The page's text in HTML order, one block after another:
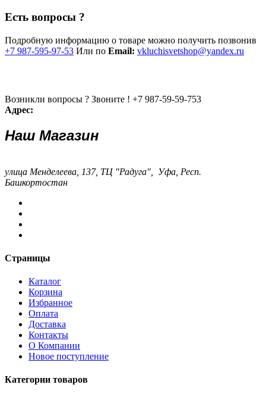
Есть вопросы ?
Подробную информацию о товаре можно получить позвонив
+7 987-595-97-53 Или по Email: vkluchisvetshop@yandex.ru
Возникли вопросы ? Звоните ! +7 987-59-59-753
Адрес:
Наш Магазин
улица Менделеева, 137, ТЦ "Радуга", Уфа, Респ.
Башкортостан
Страницы
Каталог
Корзина
Избранное
Оплата
Доставка
Контакты
О Компании
Новое поступление
Категории товаров